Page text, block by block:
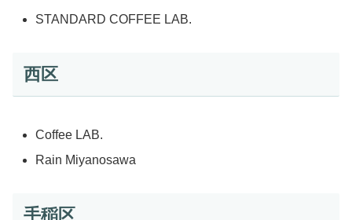
STANDARD COFFEE LAB.
西区
Coffee LAB.
Rain Miyanosawa
手稲区